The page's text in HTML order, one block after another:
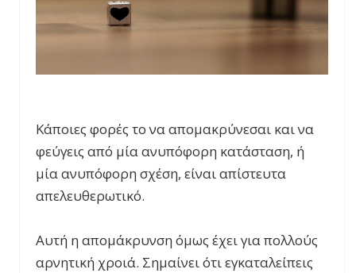
Κάποιες φορές το να απομακρύνεσαι και να
φεύγεις από μία ανυπόφορη κατάσταση, ή
μία ανυπόφορη σχέση, είναι απίστευτα
απελευθερωτικό.
Αυτή η απομάκρυνση όμως έχει για πολλούς
αρνητική χροιά. Σημαίνει ότι εγκαταλείπεις